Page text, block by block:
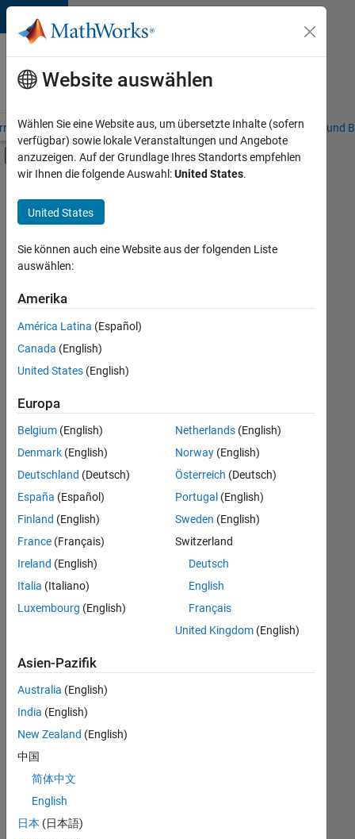
Weiter zum Inhalt
Karriere
bei
MathWorks
– Übersicht Stellensuche Niederlassungen Studierende und
Umschaltung für Off-Canvas-
Hauptinhalt
Information Technology
Commercial Sales
Customer Support
Marketing Services
Finance and Operations
+5
Derzeit
es
keine
offenen
Stellen,
Ihren
Suchkriterien
entsprechen.
können
die
Suchkriterien
weiter
fassen
oder
alle
Stellenangebote
anzeigen .
noch
keine
offenen
Stellen
können,
die
Ihren
entsprechen,
Website auswählen
Wählen Sie eine Website aus, um übersetzte Inhalte (sofern
verfügbar) sowie lokale Veranstaltungen und Angebote
anzuzeigen. Auf der Grundlage Ihres Standorts empfehlen
wir Ihnen die folgende Auswahl:United States.
United States
Sie können auch eine Website aus der folgenden Liste
auswählen:
Amerika
América Latina (Español)
Canada (English)
United States (English)
Europa
Belgium (English)
Denmark (English)
Deutschland (Deutsch)
España (Español)
Finland (English)
France (Français)
Ireland (English)
Italia (Italiano)
Luxembourg (English)
Netherlands(English)
Norway(English)
Österreich (Deutsch)
Portugal (English)
Sweden (English)
Switzerland
Deutsch
English
Français
United Kingdom(English)
Asien-Pazifik
Australia (English)
India (English)
New Zealand (English)
中国
简体中文
English
日本 (日本語)